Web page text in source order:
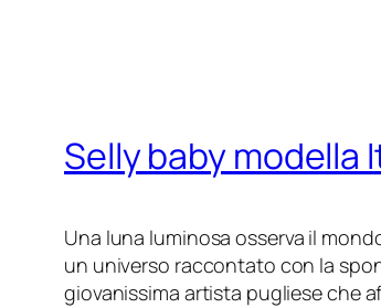
Selly baby modella
Una luna luminosa osserva il
un universo raccontato con la
giovanissima artista pugliese che